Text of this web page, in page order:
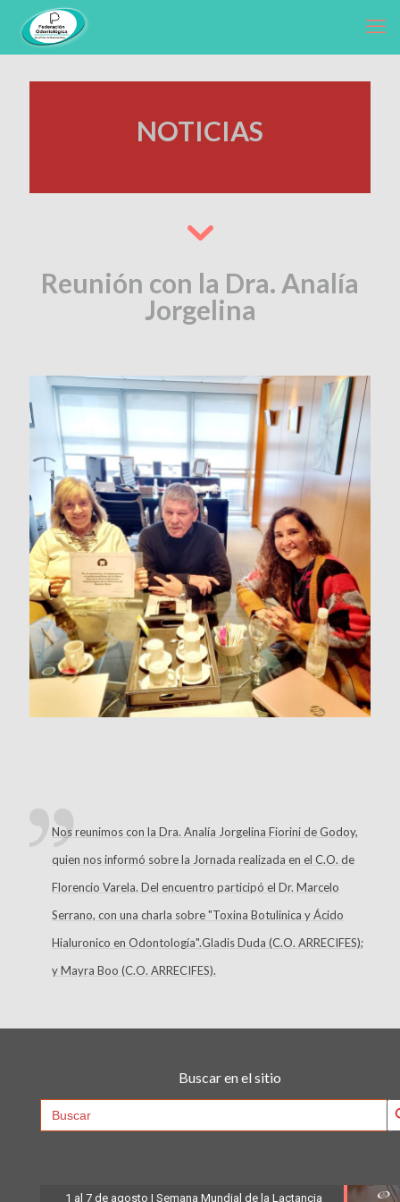
NOTICIAS
Reunión con la Dra. Analía
Jorgelina
Nos reunimos con la Dra. Analía Jorgelina Fiorini de Godoy,
quien nos informó sobre la Jornada realizada en el C.O. de
Florencio Varela. Del encuentro participó el Dr. Marcelo
Serrano, con una charla sobre "Toxina Botulinica y Ácido
Hialuronico en Odontología".Gladis Duda (C.O. ARRECIFES);
y Mayra Boo (C.O. ARRECIFES).
Buscar en el sitio
Search
1 al 7 de agosto | Semana Mundial de la Lactancia